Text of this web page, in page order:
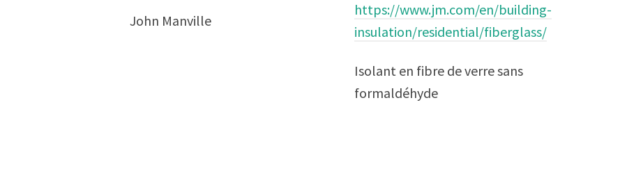
John Manville
https://www.jm.com/en/building-
insulation/residential/fiberglass/
Isolant en fibre de verre sans
formaldéhyde